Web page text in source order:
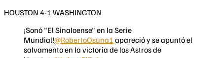
HOUSTON 4-1 WASHINGTON
¡Sonó "El Sinaloense" en la Serie
Mundial!@RobertoOsuna1 apareció y se apuntó el
salvamento en la victoria de los Astros de